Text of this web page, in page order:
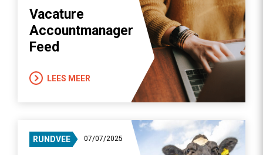
Vacature
Accountmanager
Feed
LEES MEER
RUNDVEE 07/07/2025